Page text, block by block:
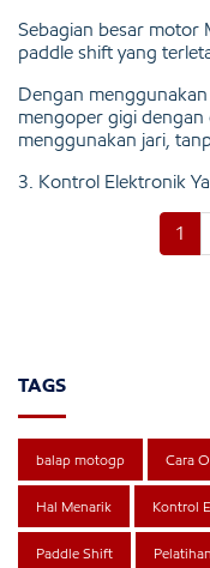
Sebagian besar motor
paddle shift yang
Dengan
mengoper gigi
menggunakan jari,
3. Kontrol Elektronik
1
TAGS
balap motogp Cara
Hal Menarik Kontrol
Paddle Shift Pelatihan